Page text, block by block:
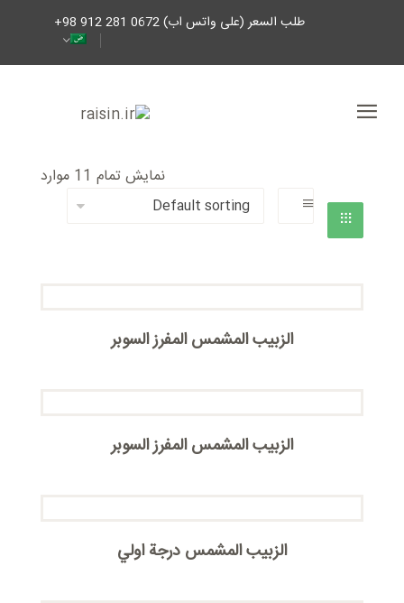
طلب السعر (على واتس اب) 0672 281 912 98+
نمایش تمام 11 موارد
الزبیب المشمس المفرز السوبر
الزبیب المشمس المفرز السوبر
الزبیب المشمس درجة اولي